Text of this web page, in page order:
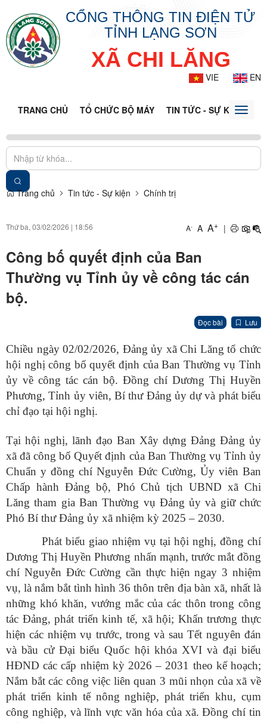
CỔNG THÔNG TIN ĐIỆN TỬ
TỈNH LẠNG SƠN
XÃ CHI LĂNG
VIE EN
TRANG CHỦ TỔ CHỨC BỘ MÁY TIN TỨC - SỰ KIỆNToggle
Trang chủ Tin tức - Sự kiện Chính trị
Thứ ba, 03/02/2026 | 18:56 A- A A+ |
Công bố quyết định của Ban
Thường vụ Tỉnh ủy về công tác cán
bộ.
Đọc bài Lưu
Chiều ngày 02/02/2026, Đảng ủy xã Chi Lăng tổ chức
hội nghị công bố quyết định của Ban Thường vụ Tỉnh
ủy về công tác cán bộ. Đồng chí Dương Thị Huyền
Phương, Tỉnh ủy viên, Bí thư Đảng ủy dự và phát biểu
chỉ đạo tại hội nghị.
Tại hội nghị, lãnh đạo Ban Xây dựng Đảng Đảng ủy
xã đã công bố Quyết định của Ban Thường vụ Tỉnh ủy
Chuẩn y đồng chí Nguyễn Đức Cường, Ủy viên Ban
Chấp hành Đảng bộ, Phó Chủ tịch UBND xã Chi
Lăng tham gia Ban Thường vụ Đảng ủy và giữ chức
Phó Bí thư Đảng ủy xã nhiệm kỳ 2025 – 2030.
Phát biểu giao nhiệm vụ tại hội nghị, đồng chí
Dương Thị Huyền Phương nhấn mạnh, trước mắt đồng
chí Nguyễn Đức Cường cần thực hiện ngay 3 nhiệm
vụ, là nắm bắt tình hình 36 thôn trên địa bàn xã, nhất là
những khó khăn, vướng mắc của các thôn trong công
tác Đảng, phát triển kinh tế, xã hội; Khẩn trương thực
hiện các nhiệm vụ trước, trong và sau Tết nguyên đán
và bầu cử Đại biểu Quốc hội khóa XVI và đại biểu
HĐND các cấp nhiệm kỳ 2026 – 2031 theo kế hoạch;
Nắm bắt các công việc liên quan 3 mũi nhọn của xã về
phát triển kinh tế nông nghiệp, phát triển khu, cụm
công nghiệp, và lĩnh vực văn hóa của xã. Đồng chí tin